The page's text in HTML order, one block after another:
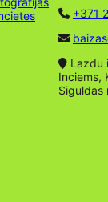
+371
Lazdu
Inciems,
Siguldas